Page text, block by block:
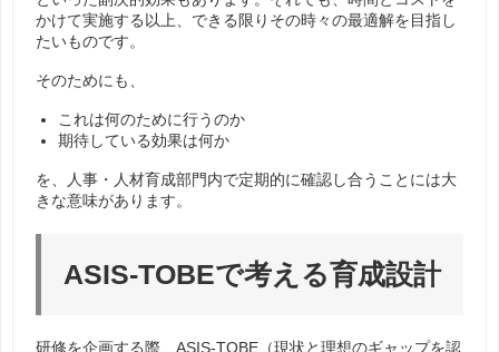
かけて実施する以上、できる限りその時々の最適解を目指し
たいものです。
そのためにも、
これは何のために行うのか
期待している効果は何か
を、人事・人材育成部門内で定期的に確認し合うことには大
きな意味があります。
ASIS-TOBEで考える育成設計
研修を企画する際、ASIS-TOBE（現状と理想のギャップを認